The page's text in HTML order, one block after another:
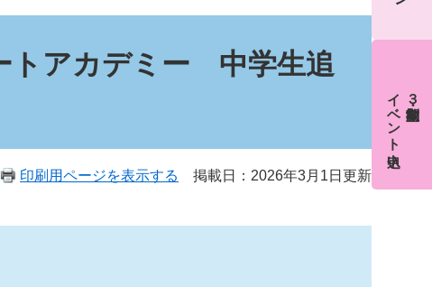
３期制教室・
イベント申込
トアカデミー 中学生追
印刷用ページを表示する 掲載日：2026年3月1日更新